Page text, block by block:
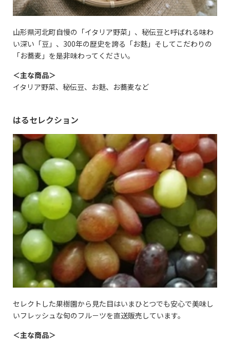
山形県河北町自慢の「イタリア野菜」、秘伝豆と呼ばれる味わ
い深い「豆」、300年の歴史を誇る「お麩」そしてこだわりの
「お蕎麦」を是非味わってください。
＜主な商品＞
イタリア野菜、秘伝豆、お麩、お蕎麦など
はるセレクション
セレクトした果樹園から見た目はいまひとつでも安心で美味し
いフレッシュな旬のフル－ツを直送販売しています。
＜主な商品＞